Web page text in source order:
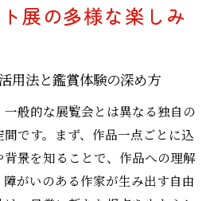
展の多様な楽しみ
用法と鑑賞体験の深め方
般的な展覧会とは異なる独自の
です。まず、作品一点ごとに込
景を知ることで、作品への理解
がいのある作家が生み出す自由